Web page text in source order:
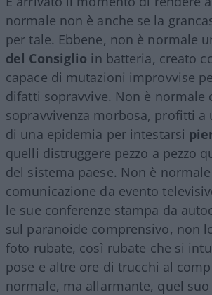
normale non è anche se la
per tale. Ebbene, non è normale
del Consiglio in batteria, creato
capace di mutazioni improvvise
difatti sopravvive. Non è normale
sopravvivenza morbosa, profitti a
di una epidemia per intestarsi
quelli distruggere pezzo a pezzo
del sistema paese. Non è
comunicazione da evento
le sue conferenze stampa da
sul paranoide comprensivo, non
foto rubate, così rubate che si
pose e altre ore di trucchi al
normale, ma allarmante, quel